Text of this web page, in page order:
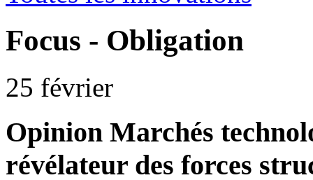
Focus - Obligation
25 février
Opinion Marchés
révélateur des forces